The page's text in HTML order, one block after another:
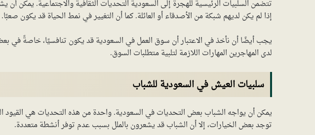
تتضمن السلبيات الرئيسية للهجرة إلى السعودية التحديات الثقافية والاجتماعية. يمكن أن
إذا لم يكن لديهم شبكة من الأصدقاء أو العائلة. كما أن التغيير في نمط الحياة قد يكون صعبًا.
يجب أيضًا أن نأخذ في الاعتبار أن سوق العمل في السعودية قد يكون تنافسيًا، خاصةً في
لدى المهاجرين المهارات اللازمة لتلبية متطلبات السوق.
سلبيات العيش في السعودية للشباب
يمكن أن يواجه الشباب بعض التحديات في السعودية. واحدة من هذه التحديات هي القيود
توجد بعض الخيارات، إلا أن الشباب قد يشعرون بالملل بسبب عدم توفر أنشطة متعددة.